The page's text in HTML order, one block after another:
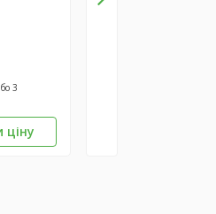
3
ціну